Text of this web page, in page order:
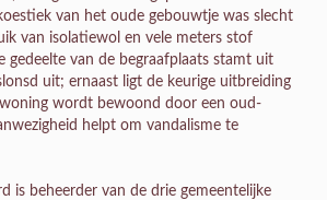
van het oude gebouwtje was slecht
van isolatiewol en vele meters stof
gedeelte van de begraafplaats stamt uit
uit; ernaast ligt de keurige uitbreiding
wordt bewoond door een oud-
helpt om vandalisme te
is beheerder van de drie gemeentelijke